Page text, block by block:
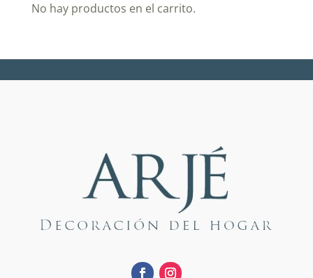
No hay productos en el carrito.